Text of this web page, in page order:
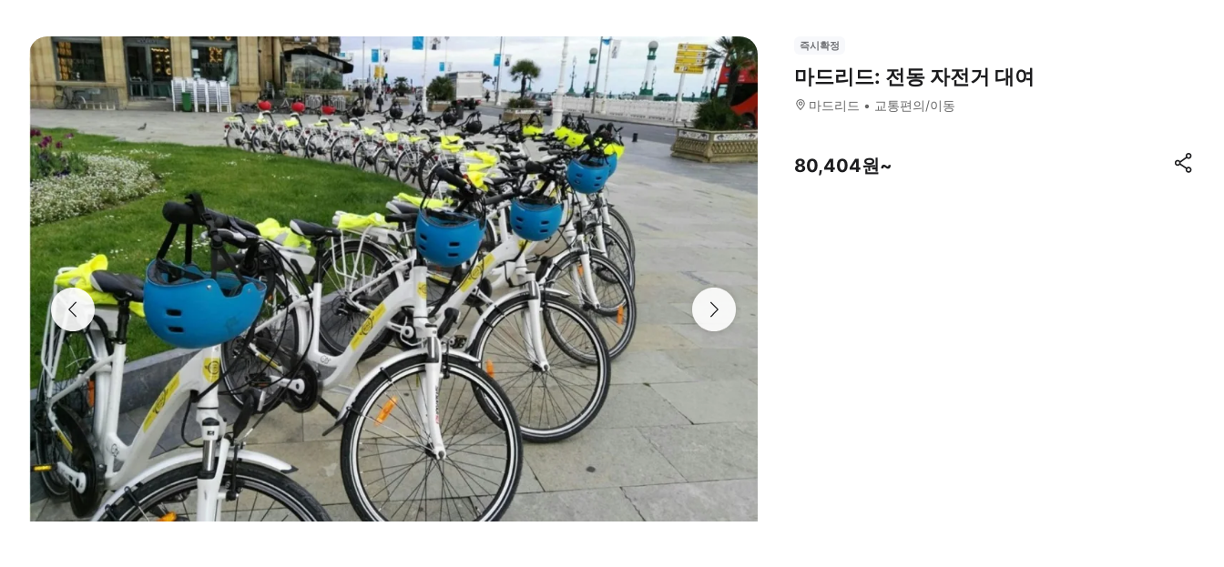
즉시확정
마드리드: 전동 자전거 대여
마드리드 교통편의/이동
80,404원~